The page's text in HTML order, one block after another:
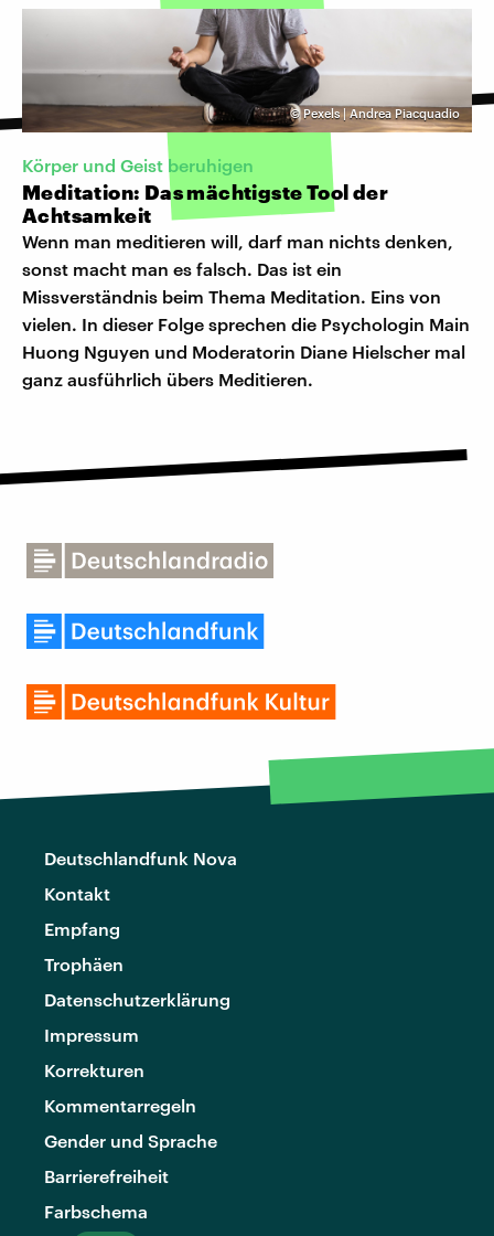
©Pexels | Andrea Piacquadio
Körper und Geist beruhigen
Meditation: Das mächtigste Tool der
Achtsamkeit
Wenn man meditieren will, darf man nichts denken,
sonst macht man es falsch. Das ist ein
Missverständnis beim Thema Meditation. Eins von
vielen. In dieser Folge sprechen die Psychologin Main
Huong Nguyen und Moderatorin Diane Hielscher mal
ganz ausführlich übers Meditieren.
Deutschlandfunk Nova
Kontakt
Empfang
Trophäen
Datenschutzerklärung
Impressum
Korrekturen
Kommentarregeln
Gender und Sprache
Barrierefreiheit
Farbschema